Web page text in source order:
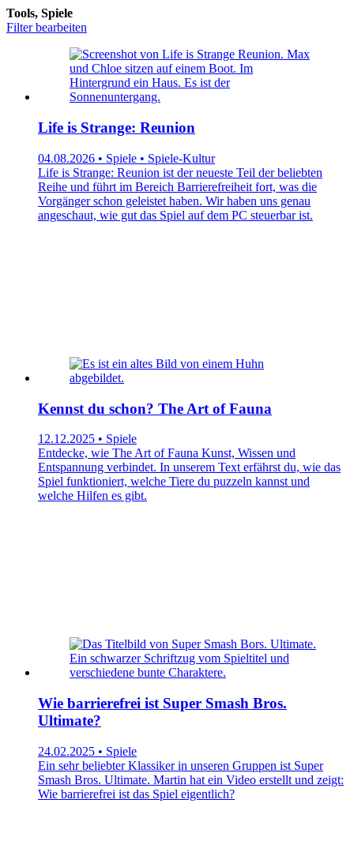
Tools, Spiele
Filter bearbeiten
Life is Strange: Reunion
04.08.2026 • Spiele • Spiele-Kultur
Life is Strange: Reunion ist der neueste Teil der beliebten
Reihe und führt im Bereich Barrierefreiheit fort, was die
Vorgänger schon geleistet haben. Wir haben uns genau
angeschaut, wie gut das Spiel auf dem PC steuerbar ist.
Kennst du schon? The Art of Fauna
12.12.2025 • Spiele
Entdecke, wie The Art of Fauna Kunst, Wissen und
Entspannung verbindet. In unserem Text erfährst du, wie das
Spiel funktioniert, welche Tiere du puzzeln kannst und
welche Hilfen es gibt.
Wie barrierefrei ist Super Smash Bros.
Ultimate?
24.02.2025 • Spiele
Ein sehr beliebter Klassiker in unseren Gruppen ist Super
Smash Bros. Ultimate. Martin hat ein Video erstellt und zeigt:
Wie barrierefrei ist das Spiel eigentlich?